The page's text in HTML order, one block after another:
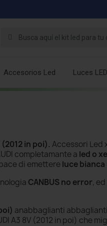
Accesorios Led Luces
(2012 in poi). Accessori Led
completamante a led o
di emettere luce
CANBUS no error,
anabbaglianti
A3 8V (2012 in poi) che